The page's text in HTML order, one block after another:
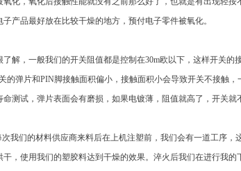
产品最好放在比较干燥的地方，预付电子零件被氧化。
，一般我们的开关阻值都是控制在30m欧以下，这样开关的
的弹片和PIN脚接触面积偏小，接触面积小会导致开关不接触
测试，弹片表面会有磨损，如果电镀薄，阻值就高了，开关就
们的材料供应商来料后在上机注塑前，我们会有一道工序，
，使用我们的塑胶料达到干燥的效果。淬火后我们在进行我